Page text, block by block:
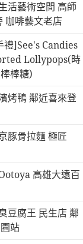
活藝術空間 高師
咖啡藝文老店
禮]See's Candies
Lollypops(時
棒糖)
烤鴨 鄰近喜來登
豚骨拉麵 極匠
高雄大遠百
豆腐王 民生店 鄰
站